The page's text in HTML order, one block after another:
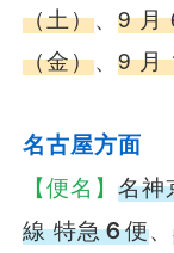
（土）、 9 月
（金）、 9 月
名古屋方面
【便名】 名神
線 特急６便、